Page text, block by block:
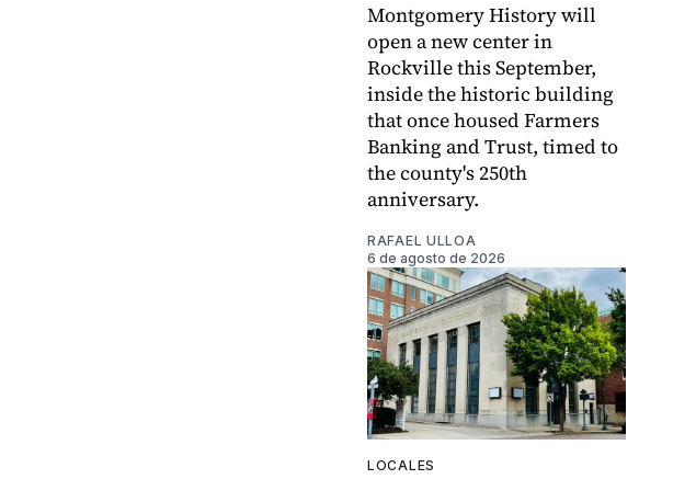
Montgomery History will
open a new center in
Rockville this September,
inside the historic building
that once housed Farmers
Banking and Trust, timed to
the county's 250th
anniversary.
RAFAEL ULLOA
6 de agosto de 2026
LOCALES